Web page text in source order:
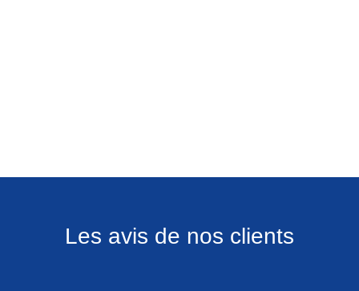
Les avis de nos clients